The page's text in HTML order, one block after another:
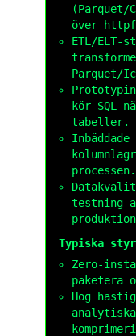
(Parquet/
över
ETL/
Parquet/
kör SQL
tabeller.
processen.
testning
Typiska
Zero-
paketera
Hög